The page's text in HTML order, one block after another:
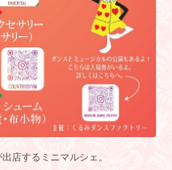
店するミニマルシェ。